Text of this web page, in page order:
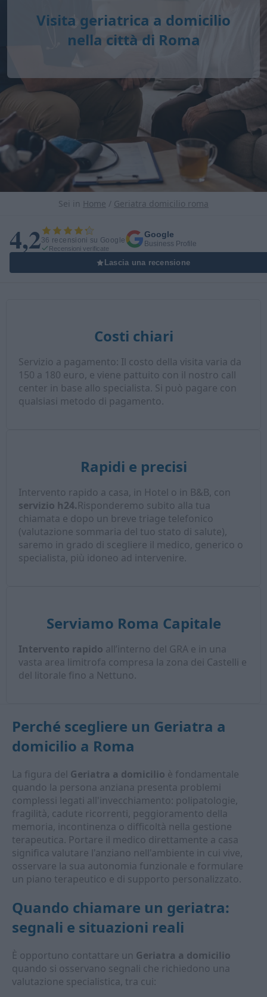
Visita geriatrica a domicilio
nella città di Roma
Sei in Home / Geriatra domicilio roma
4,236 recensioni su Google
Recensioni verificate
Google
Business Profile
Lascia una recensione
Costi chiari
Servizio a pagamento: Il costo della visita varia da
150 a 180 euro, e viene pattuito con il nostro call
center in base allo specialista. Si può pagare con
qualsiasi metodo di pagamento.
Rapidi e precisi
Intervento rapido a casa, in Hotel o in B&B, con
servizio h24.Risponderemo subito alla tua
chiamata e dopo un breve triage telefonico
(valutazione sommaria del tuo stato di salute),
saremo in grado di scegliere il medico, generico o
specialista, più idoneo ad intervenire.
Serviamo Roma Capitale
Intervento rapido all’interno del GRA e in una
vasta area limitrofa compresa la zona dei Castelli e
del litorale fino a Nettuno.
Perché scegliere un Geriatra a
domicilio a Roma
La figura del Geriatra a domicilio è fondamentale
quando la persona anziana presenta problemi
complessi legati all'invecchiamento: polipatologie,
fragilità, cadute ricorrenti, peggioramento della
memoria, incontinenza o difficoltà nella gestione
terapeutica. Portare il medico direttamente a casa
significa valutare l'anziano nell'ambiente in cui vive,
osservare la sua autonomia funzionale e formulare
un piano terapeutico e di supporto personalizzato.
Quando chiamare un geriatra:
segnali e situazioni reali
È opportuno contattare un Geriatra a domicilio
quando si osservano segnali che richiedono una
valutazione specialistica, tra cui: